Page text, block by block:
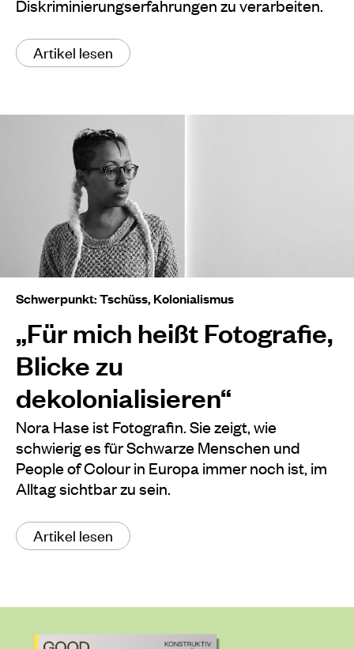
Diskriminierungserfahrungen zu verarbeiten.
Artikel lesen
Schwerpunkt: Tschüss, Kolonialismus
„Für mich heißt Fotografie,
Blicke zu
dekolonialisieren“
Nora Hase ist Fotografin. Sie zeigt, wie
schwierig es für Schwarze Menschen und
People of Colour in Europa immer noch ist, im
Alltag sichtbar zu sein.
Artikel lesen